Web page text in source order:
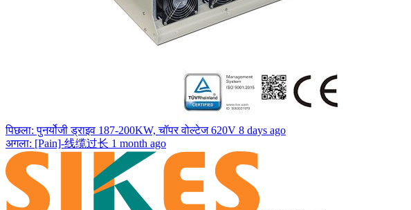
पिछला: पुनर्योजी ड्राइव 187-200KW, चॉपर वोल्टेज 620V 8 days ago
अगला: [Pain]-线缆过长 1 month ago